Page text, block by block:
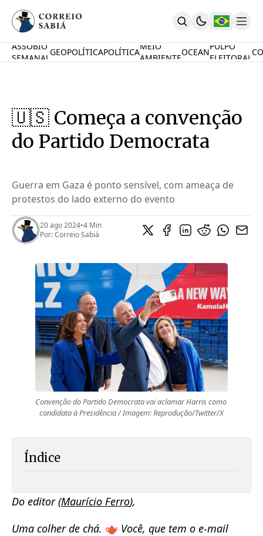
Comunidade
MauriNews
Contrate
Quem Somos
English
Imposto De Renda
Calcule O Carbono
Calcule A Poupança
PARTICIPE
ASSOBIO
SEMANAL
GEOPOLÍTICAPOLÍTICA
MEIO
AMBIENTE
OCEAN
PULPO
ELEITORAL
🇺🇸 Começa a convenção
do Partido Democrata
Guerra em Gaza é ponto sensível, com ameaça de
protestos do lado externo do evento
20 ago 2024•4 Min
Por:Correio Sabiá
Convenção do Partido Democrata vai aclamar Harris como
candidata à Presidência / Imagem: Reprodução/Twitter/X
Índice
Do editor (Maurício Ferro),
Uma colher de chá. 🫖 Você, que tem o e-mail